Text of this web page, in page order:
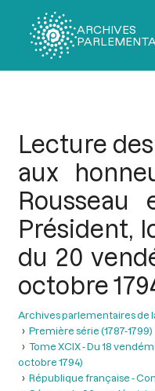
ARCHIVES
Lecture
aux
Président,
du 20
octobre
Archives parlementaires de
Première série (1787-1799)
Tome XCIX - Du 18
octobre 1794)
République française -